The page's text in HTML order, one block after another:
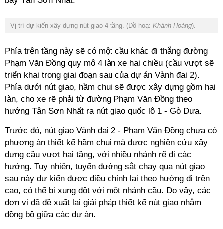
Vị trí dự kiến xây dựng nút giao 4 tầng. (Đồ hoạ: Khánh Hoàng).
Phía trên tầng này sẽ có một cầu khác đi thẳng đường
Phạm Văn Đồng quy mô 4 làn xe hai chiều (cầu vượt sẽ
triển khai trong giai đoạn sau của dự án Vành đai 2).
Phía dưới nút giao, hầm chui sẽ được xây dựng gồm hai
làn, cho xe rẽ phải từ đường Phạm Văn Đồng theo
hướng Tân Sơn Nhất ra nút giao quốc lộ 1 - Gò Dưa.
Trước đó, nút giao Vành đai 2 - Phạm Văn Đồng chưa có
phương án thiết kế hầm chui mà được nghiên cứu xây
dựng cầu vượt hai tầng, với nhiều nhánh rẽ đi các
hướng. Tuy nhiên, tuyến đường sắt chạy qua nút giao
sau này dự kiến được điều chỉnh lại theo hướng đi trên
cao, có thể bị xung đột với một nhánh cầu. Do vậy, các
đơn vị đã đề xuất lại giải pháp thiết kế nút giao nhằm
đồng bộ giữa các dự án.